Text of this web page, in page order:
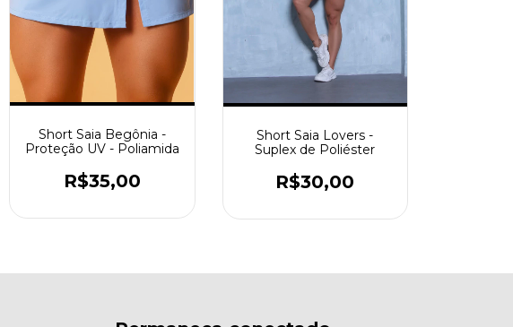
Short Saia Begônia -
Proteção UV - Poliamida
R$35,00
Short Saia Lovers -
Suplex de Poliéster
R$30,00